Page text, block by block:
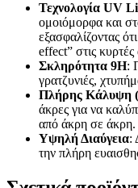
Τεχνολογία UV
ομοιόμορφα και
εξασφαλίζοντας
effect” στις κυρτές
Σκληρότητα 9H:
γρατζυνιές,
Πλήρης Κάλυψη
άκρες για να
από άκρη σε άκρη.
Υψηλή Διαύγεια:
την πλήρη